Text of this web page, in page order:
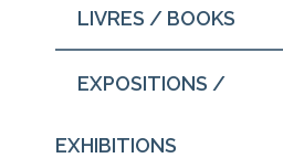
LIVRES / BOOKS
EXPOSITIONS /
EXHIBITIONS